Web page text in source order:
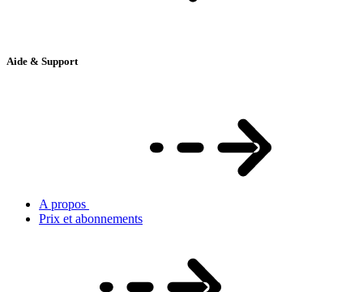
Aide & Support
A propos
Prix et abonnements